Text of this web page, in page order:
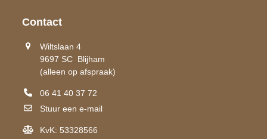
Contact
Wiltslaan 4
9697 SC Blijham
(alleen op afspraak)
06 41 40 37 72
Stuur een e-mail
KvK: 53328566